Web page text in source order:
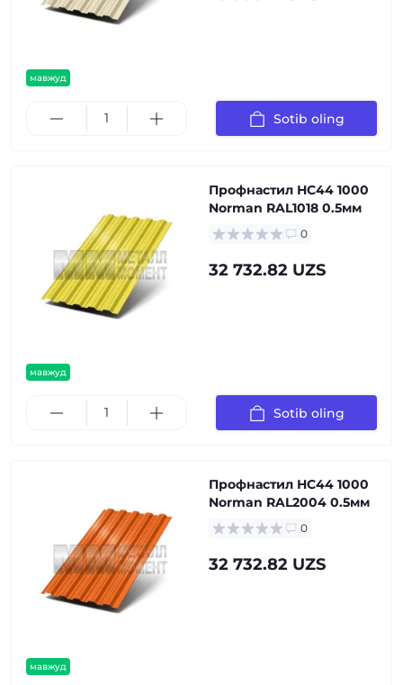
мавжуд
Sotib oling
мавжуд
Профнастил НС44 1000
Norman RAL1018 0.5мм
0
32 732.82 UZS
Sotib oling
мавжуд
Профнастил НС44 1000
Norman RAL2004 0.5мм
0
32 732.82 UZS